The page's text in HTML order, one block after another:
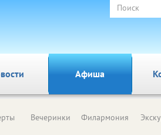
Афиша
Вечеринки Филармония